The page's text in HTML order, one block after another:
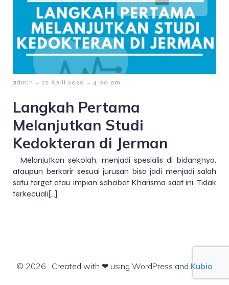
admin - 22 April 2020 - 4:00 pm
Langkah Pertama
Melanjutkan Studi
Kedokteran di Jerman
Melanjutkan sekolah, menjadi spesialis di bidangnya,
ataupun berkarir sesuai jurusan bisa jadi menjadi salah
satu target atau impian sahabat Kharisma saat ini. Tidak
terkecuali[…]
© 2026 . Created with ❤ using WordPress and Kubio